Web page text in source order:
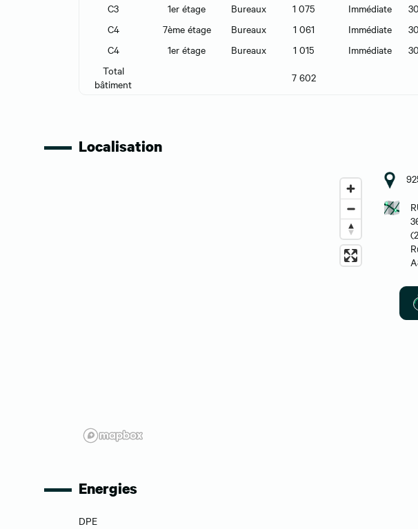
C3
1er étage Bureaux 1 075 Immédiate
C4
7ème étage Bureaux 1 061 Immédiate
C4
1er étage Bureaux 1 015 Immédiate
Total
bâtiment
7 602
Localisation
Energies
DPE